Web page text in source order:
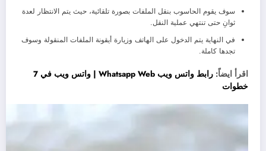
سوف يقوم الحاسوب بنقل الملفات بصورة تلقائية، حيث يتم الانتظار لعدة
ثوانِ حتى تنتهي عملية النقل.
في النهاية يتم الدخول على الهاتف وزيارة أيقونة الملفات المنقولة وسوف
تجدها كاملة.
اقرأ ايضاً:
رابط واتس ويب Whatsapp Web | واتس ويب في 7
خطوات